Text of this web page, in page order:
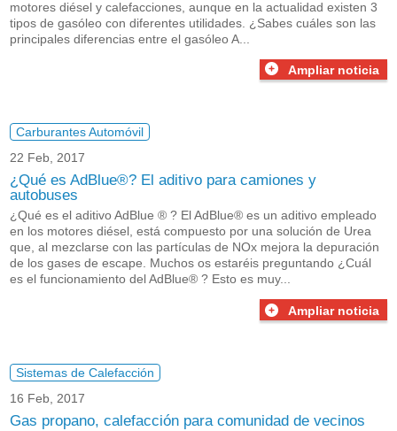
motores diésel y calefacciones, aunque en la actualidad existen 3
tipos de gasóleo con diferentes utilidades. ¿Sabes cuáles son las
principales diferencias entre el gasóleo A...
Ampliar noticia
Carburantes Automóvil
22 Feb, 2017
¿Qué es AdBlue®? El aditivo para camiones y
autobuses
¿Qué es el aditivo AdBlue ® ? El AdBlue® es un aditivo empleado
en los motores diésel, está compuesto por una solución de Urea
que, al mezclarse con las partículas de NOx mejora la depuración
de los gases de escape. Muchos os estaréis preguntando ¿Cuál
es el funcionamiento del AdBlue® ? Esto es muy...
Ampliar noticia
Sistemas de Calefacción
16 Feb, 2017
Gas propano, calefacción para comunidad de vecinos